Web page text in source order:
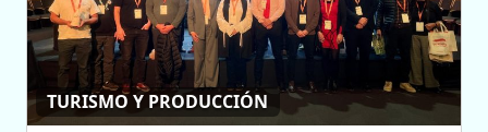
TURISMO Y PRODUCCIÓN